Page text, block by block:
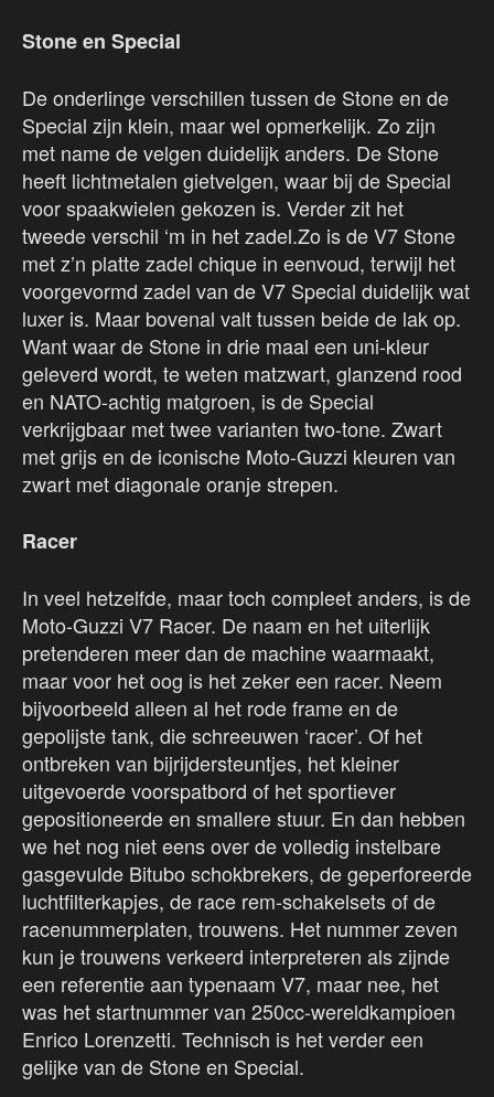
Stone en Special
De onderlinge verschillen tussen de Stone en de
Special zijn klein, maar wel opmerkelijk. Zo zijn
met name de velgen duidelijk anders. De Stone
heeft lichtmetalen gietvelgen, waar bij de Special
voor spaakwielen gekozen is. Verder zit het
tweede verschil ‘m in het zadel.Zo is de V7 Stone
met z’n platte zadel chique in eenvoud, terwijl het
voorgevormd zadel van de V7 Special duidelijk wat
luxer is. Maar bovenal valt tussen beide de lak op.
Want waar de Stone in drie maal een uni-kleur
geleverd wordt, te weten matzwart, glanzend rood
en NATO-achtig matgroen, is de Special
verkrijgbaar met twee varianten two-tone. Zwart
met grijs en de iconische Moto-Guzzi kleuren van
zwart met diagonale oranje strepen.
Racer
In veel hetzelfde, maar toch compleet anders, is de
Moto-Guzzi V7 Racer. De naam en het uiterlijk
pretenderen meer dan de machine waarmaakt,
maar voor het oog is het zeker een racer. Neem
bijvoorbeeld alleen al het rode frame en de
gepolijste tank, die schreeuwen ‘racer’. Of het
ontbreken van bijrijdersteuntjes, het kleiner
uitgevoerde voorspatbord of het sportiever
gepositioneerde en smallere stuur. En dan hebben
we het nog niet eens over de volledig instelbare
gasgevulde Bitubo schokbrekers, de geperforeerde
luchtfilterkapjes, de race rem-schakelsets of de
racenummerplaten, trouwens. Het nummer zeven
kun je trouwens verkeerd interpreteren als zijnde
een referentie aan typenaam V7, maar nee, het
was het startnummer van 250cc-wereldkampioen
Enrico Lorenzetti. Technisch is het verder een
gelijke van de Stone en Special.